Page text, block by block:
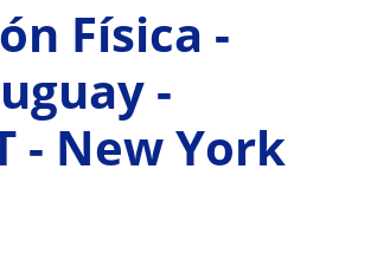
Física -
-
- New York